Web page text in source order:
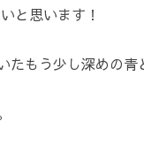
と思います！
もう少し深めの青